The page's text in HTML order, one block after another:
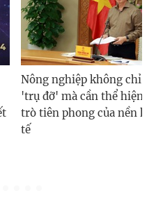
Nông nghiệp không chỉ là
'trụ đỡ' mà cần thể hiện
trò tiên phong của nền
tế